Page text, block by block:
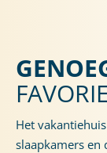
Het
slaapkamers en